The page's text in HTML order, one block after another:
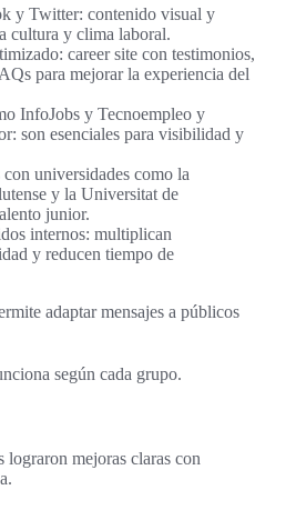
y Twitter: contenido visual y
cultura y clima laboral.
career site con testimonios,
para mejorar la experiencia del
InfoJobs y Tecnoempleo y
son esenciales para visibilidad y
universidades como la
y la Universitat de
junior.
internos: multiplican
y reducen tiempo de
adaptar mensajes a públicos
según cada grupo.
lograron mejoras claras con